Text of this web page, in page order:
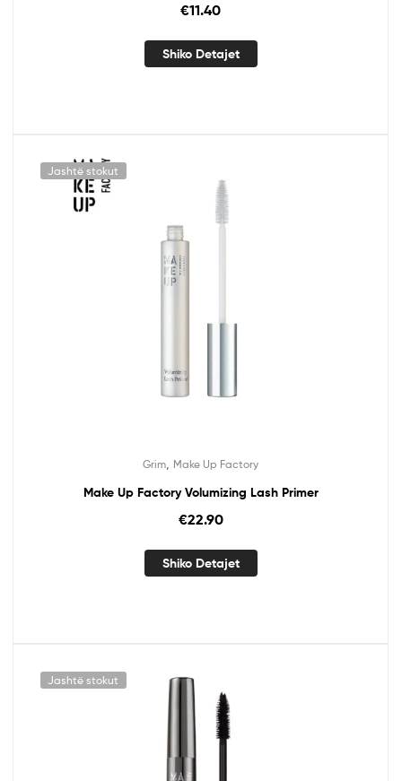
€11.40
Shiko Detajet
Jashtë stokut
Grim Make Up Factory
Make Up Factory Volumizing Lash Primer
€22.90
Shiko Detajet
Jashtë stokut